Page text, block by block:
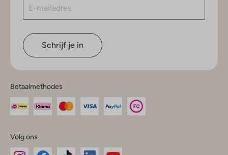
Schrijf je in
Betaalmethodes
Volg ons